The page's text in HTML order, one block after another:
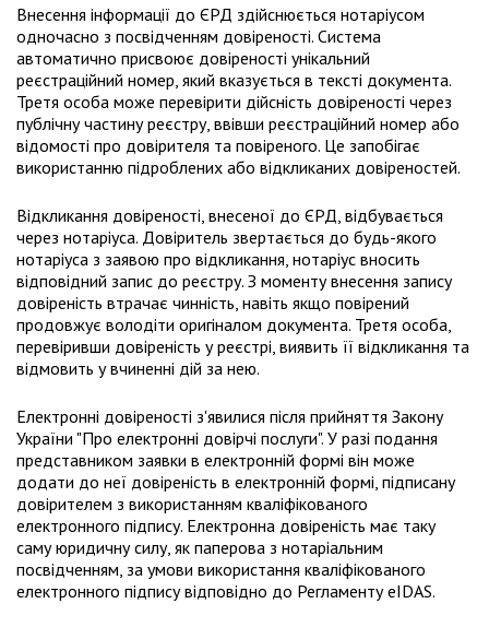
Внесення інформації до ЄРД здійснюється нотаріусом
одночасно з посвідченням довіреності. Система
автоматично присвоює довіреності унікальний
реєстраційний номер, який вказується в тексті документа.
Третя особа може перевірити дійсність довіреності через
публічну частину реєстру, ввівши реєстраційний номер або
відомості про довірителя та повіреного. Це запобігає
використанню підроблених або відкликаних довіреностей.
Відкликання довіреності, внесеної до ЄРД, відбувається
через нотаріуса. Довіритель звертається до будь-якого
нотаріуса з заявою про відкликання, нотаріус вносить
відповідний запис до реєстру. З моменту внесення запису
довіреність втрачає чинність, навіть якщо повірений
продовжує володіти оригіналом документа. Третя особа,
перевіривши довіреність у реєстрі, виявить її відкликання та
відмовить у вчиненні дій за нею.
Електронні довіреності з'явилися після прийняття Закону
України "Про електронні довірчі послуги". У разі подання
представником заявки в електронній формі він може
додати до неї довіреність в електронній формі, підписану
довірителем з використанням кваліфікованого
електронного підпису. Електронна довіреність має таку
саму юридичну силу, як паперова з нотаріальним
посвідченням, за умови використання кваліфікованого
електронного підпису відповідно до Регламенту eIDAS.